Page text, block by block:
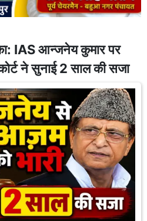
IAS आन्जनेय कुमार पर
ने सुनाई 2 साल की सजा